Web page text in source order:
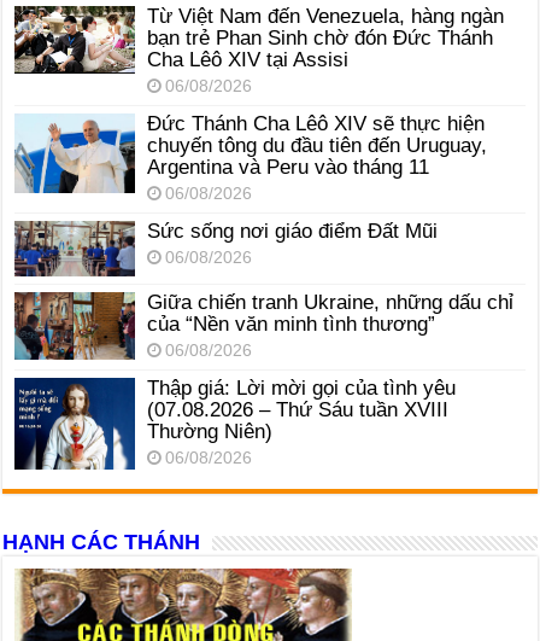
Từ Việt Nam đến Venezuela, hàng ngàn
bạn trẻ Phan Sinh chờ đón Đức Thánh
Cha Lêô XIV tại Assisi
06/08/2026
Đức Thánh Cha Lêô XIV sẽ thực hiện
chuyến tông du đầu tiên đến Uruguay,
Argentina và Peru vào tháng 11
06/08/2026
Sức sống nơi giáo điểm Đất Mũi
06/08/2026
Giữa chiến tranh Ukraine, những dấu chỉ
của “Nền văn minh tình thương”
06/08/2026
Thập giá: Lời mời gọi của tình yêu
(07.08.2026 – Thứ Sáu tuần XVIII
Thường Niên)
06/08/2026
HẠNH CÁC THÁNH